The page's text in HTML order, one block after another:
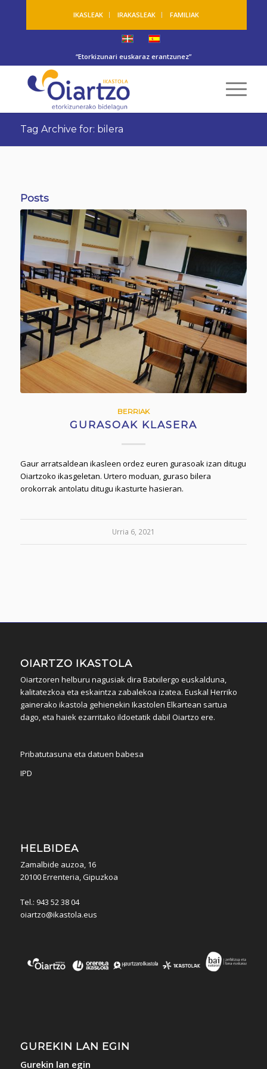
IKASLEAK IRAKASLEAK FAMILIAK
“Etorkizunari euskaraz erantzunez”
Tag Archive for: bilera
Posts
BERRIAK
GURASOAK KLASERA
Gaur arratsaldean ikasleen ordez euren gurasoak izan ditugu
Oiartzoko ikasgeletan. Urtero moduan, guraso bilera
orokorrak antolatu ditugu ikasturte hasieran.
Urria 6, 2021
OIARTZO IKASTOLA
Oiartzoren helburu nagusiak dira Batxilergo euskalduna,
kalitatezkoa eta eskaintza zabalekoa izatea. Euskal Herriko
gainerako ikastola gehienekin Ikastolen Elkartean sartua
dago, eta haiek ezarritako ildoetatik dabil Oiartzo ere.
Pribatutasuna eta datuen babesa
IPD
HELBIDEA
Zamalbide auzoa, 16
20100 Errenteria, Gipuzkoa
Tel.: 943 52 38 04
oiartzo@ikastola.eus
GUREKIN LAN EGIN
Gurekin lan egin